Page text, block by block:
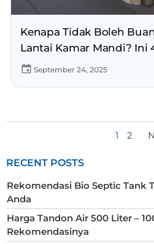
Kenapa Tidak Boleh
Lantai Kamar Mandi? Ini
September 24, 2025
Page
1 Page
2
RECENT POSTS
Rekomendasi Bio Septic Tank
Anda
Harga Tandon Air 500 Liter –
Rekomendasinya